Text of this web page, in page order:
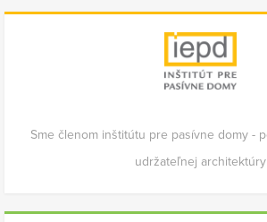
Sme členom inštitútu pre pasívne domy -
udržateľnej architektúry